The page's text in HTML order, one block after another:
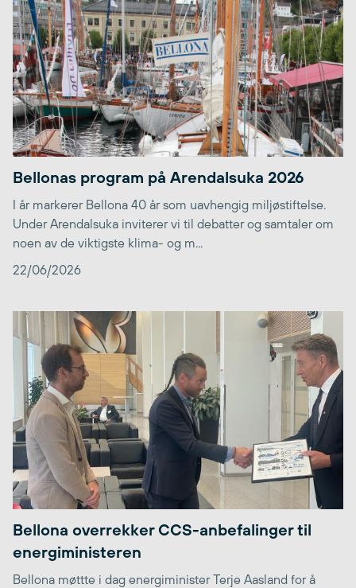
Bellonas program på Arendalsuka 2026
I år markerer Bellona 40 år som uavhengig miljøstiftelse.
Under Arendalsuka inviterer vi til debatter og samtaler om
noen av de viktigste klima- og m...
22/06/2026
Bellona overrekker CCS-anbefalinger til
energiministeren
Bellona møttte i dag energiminister Terje Aasland for å